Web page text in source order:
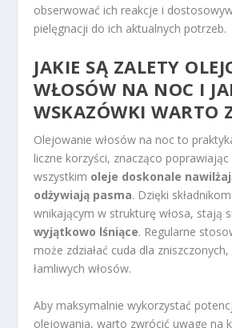
obserwować ich reakcje i
pielęgnacji do ich aktualnych potrzeb.
JAKIE SĄ ZALETY
WŁOSÓW NA NOC I
WSKAZÓWKI WARTO
Olejowanie włosów na noc to
liczne korzyści, znacząco poprawiając
wszystkim oleje doskonale
odżywiają pasma. Dzięki
wnikającym w strukturę włosa, stają
wyjątkowo lśniące. Regularne
może zdziałać cuda dla zniszczonych,
łamliwych włosów.
Aby maksymalnie wykorzystać
olejowania, warto zwrócić uwagę na